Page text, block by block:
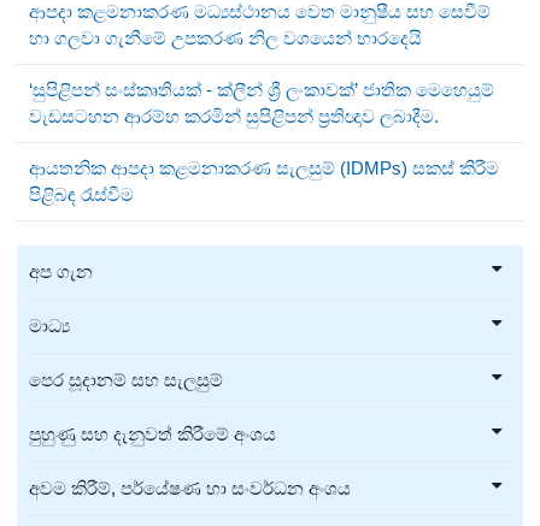
ආපදා කළමනාකරණ මධ්‍යස්ථානය වෙත මානුෂීය සහ සෙවීම්
හා ගලවා ගැනීමේ උපකරණ නිල වශයෙන් භාරදෙයි
‘සුපිළිපන් සංස්කෘතියක් - ක්ලීන් ශ්‍රී ලංකාවක්’ ජාතික මෙහෙයුම්
වැඩසටහන ආරම්භ කරමින් සුපිළිපන් ප්‍රතිඥාව ලබාදීම.
ආයතනික ආපදා කළමනාකරණ සැලසුම් (IDMPs) සකස් කිරීම
පිළිබඳ රැස්වීම
අප ගැන
මාධ්‍ය
පෙර සූදානම් සහ සැලසුම්
පුහුණු සහ දැනුවත් කිරීමේ අංශය
අවම කිරීම්, පර්යේෂණ හා සංවර්ධන අංශය